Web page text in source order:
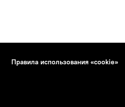
Правила использования «cookie»